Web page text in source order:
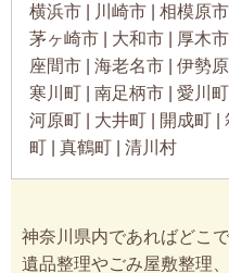
横浜市 | 川崎市 | 相模原
茅ヶ崎市 | 大和市 | 厚木
座間市 | 海老名市 | 伊勢
寒川町 | 南足柄市 | 愛川
河原町 | 大井町 | 開成町 |
町 | 真鶴町 | 清川村
神奈川県内であればどこ
遺品整理やごみ屋敷整理